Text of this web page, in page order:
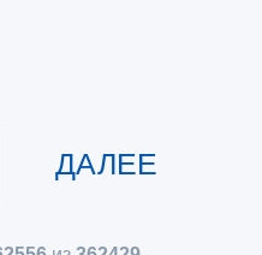
ДАЛЕЕ